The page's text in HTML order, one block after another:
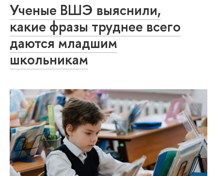
Ученые ВШЭ выяснили,
какие фразы труднее всего
даются младшим
школьникам